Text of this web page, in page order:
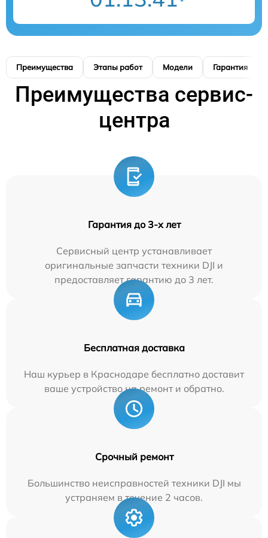
Преимущества Этапы работ Модели Гарантия
Преимущества сервис-
центра
Гарантия до 3-х лет
Сервисный центр устанавливает
оригинальные запчасти техники DJI и
предоставляет гарантию до 3 лет.
Бесплатная доставка
Наш курьер в Краснодаре бесплатно доставит
ваше устройство на ремонт и обратно.
Срочный ремонт
Большинство неисправностей техники DJI мы
устраняем в течение 2 часов.